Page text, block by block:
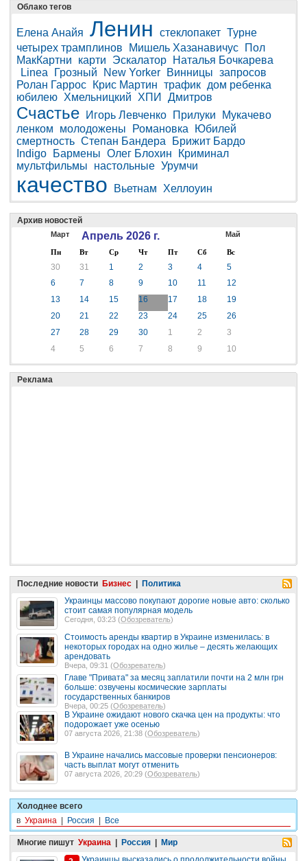
Облако тегов
Елена Анайя Ленин стеклопакет Турне
четырех трамплинов
Мишель Хазанавичус
Пол
МакКартни
карти Эскалатор
Наталья Бочкарева
Linea
Грозный New Yorker Винницы запросов
Ролан Гаррос
Крис Мартин трафик дом ребенка
юбилею Хмельницкий ХПИ Дмитров
Счастье Игорь Левченко Прилуки
Мукачево
ленком
молодожены Романовка
Юбилей
смертность Степан Бандера
Брижит Бардо
Indigo
Бармены Олег Блохин
Криминал
мультфильмы
настольные Урумчи
качество Вьетнам Хеллоуин
Архив новостей
Март Апрель 2026 г. Май
Пн Вт Ср Чт Пт Сб Вс
30 31 1 2 3 4
5
6
7 8 9 10 11
12
13
14 15 16 17 18
19
20
21 22 23 24 25
26
27
28 29 30 1 2
3
4
5 6 7 8 9 10
Реклама
Последние новости Бизнес | Политика
Украинцы массово покупают дорогие новые авто: сколько
стоит самая популярная модель
Сегодня, 03:23 (Обозреватель)
Стоимость аренды квартир в Украине изменилась: в
некоторых городах на одно жилье – десять желающих
арендовать
Вчера, 09:31 (Обозреватель)
Главе "Привата" за месяц заплатили почти на 2 млн грн
больше: озвучены космические зарплаты
государственных банкиров
Вчера, 00:25 (Обозреватель)
В Украине ожидают нового скачка цен на продукты: что
подорожает уже осенью
07 августа 2026, 21:38 (Обозреватель)
В Украине начались массовые проверки пенсионеров:
часть выплат могут отменить
07 августа 2026, 20:29 (Обозреватель)
Холоднее всего
в Украина Россия Все
Многие пишут Украина Россия
Мир